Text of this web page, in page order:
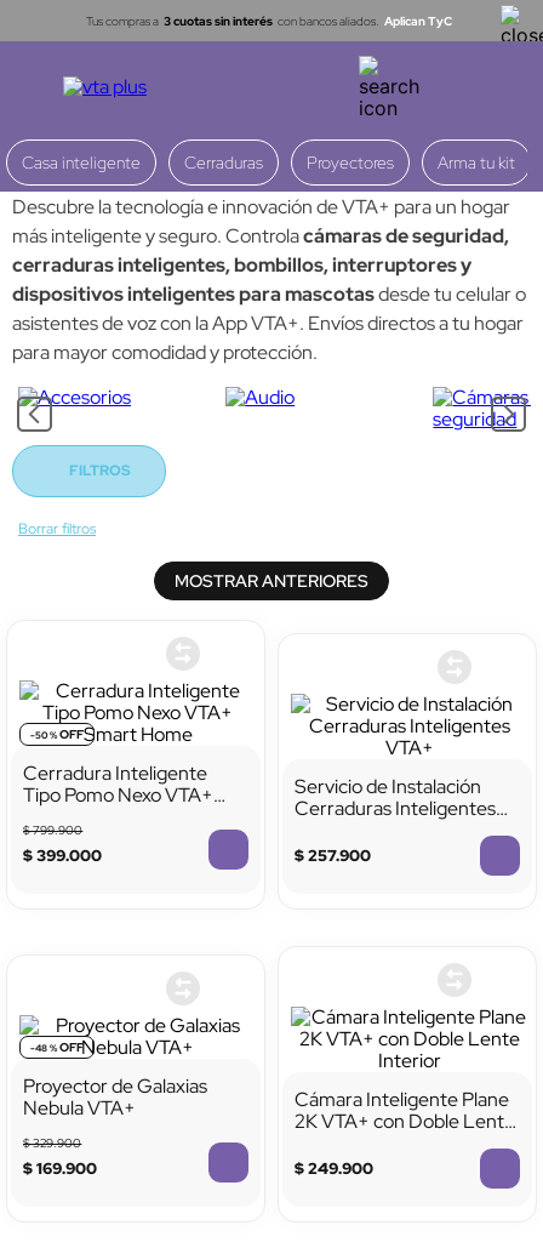
Tus compras a 3 cuotas sin interés con bancos aliados. Aplican TyC
Casa inteligente Cerraduras Proyectores Arma tu kit
Casa Inteligente
Descubre la tecnología e innovación de VTA+ para un hogar
más inteligente y seguro. Controlacámaras de seguridad,
cerraduras inteligentes, bombillos, interruptores y
dispositivos inteligentes para mascotasdesde tu celular o
asistentes de voz con la App VTA+. Envíos directos a tu hogar
para mayor comodidad y protección.
FILTROS
MOSTRAR ANTERIORES
-50 %
Cerradura Inteligente
Tipo Pomo Nexo VTA+
$799.900
$399.000
Servicio de Instalación
Cerraduras Inteligentes
$257.900
-48 %
Proyector de Galaxias
Nebula VTA+
$329.900
$169.900
Cámara Inteligente Plane
2K VTA+ con Doble Lente
$249.900